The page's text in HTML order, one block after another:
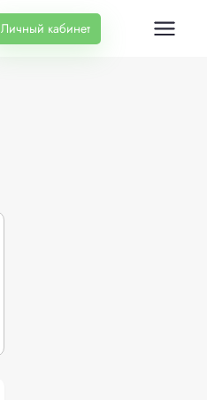
Личный кабинет